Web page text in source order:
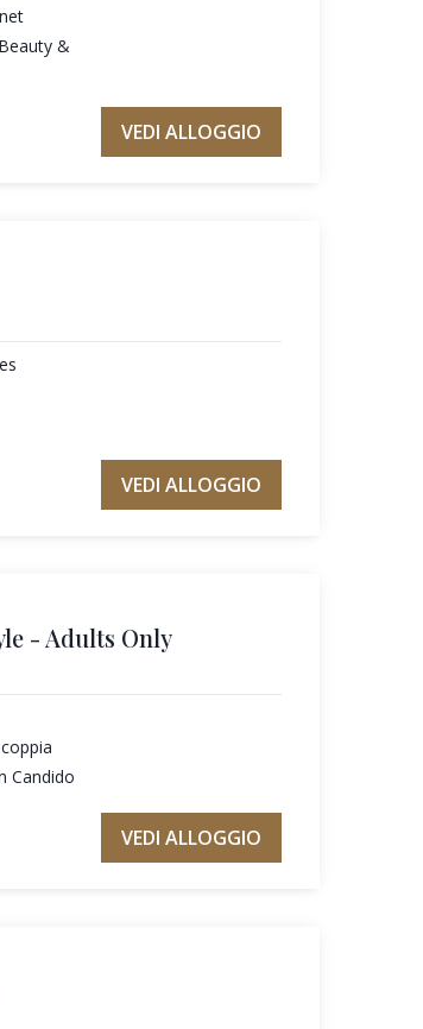
&
VEDI ALLOGGIO
VEDI ALLOGGIO
- Adults Only
Candido
VEDI ALLOGGIO